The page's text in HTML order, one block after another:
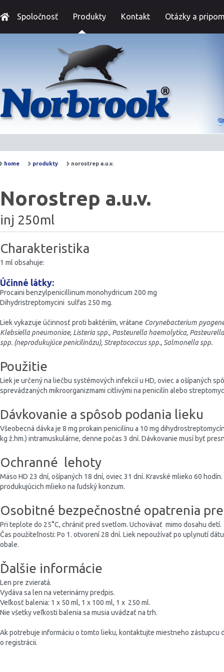
Spoločnosť Produkty Kontakt Otázky a
home produkty norostrep a.u.v.
Norostrep a.u.v.
inj 250ml
Charakteristika
1 ml obsahuje:
Účinné látky:
Procaini benzylpenicillinum monohydricum 200 mg
Dihydristreptomycini sulfas 250 mg.
Liek vykazuje účinnosť proti baktériím, vrátane Corynebacterium
Klebsiella pneumoniae, Listeria spp., Pasteurella haemolytica,
spp. (neprodukujúce penicilinázu), Streptococcus spp., Salmonella spp.
Použitie
Liek je určený na liečbu systémových infekcií u HD, oviec a ošípaných
sprevádzaných mikroorganizmami citlivými na penicilín alebo
Dávkovanie a spôsob podania lieku
Všeobecná dávka je 8 mg prokain penicilínu a 10 mg
kg ž.hm.) intramuskulárne, denne počas 3 dní. Dávkovanie musí byť
Ochranné lehoty
Mäso HD 23 dní, ošípaných 18 dní, oviec 31 dní. Kravské mlieko 60
produkujúcich mlieko na ľudský konzum.
Osobitné bezpečnostné opatrenia
Pri teplote do 25°C, chrániť pred svetlom. Uchovávať mimo dosahu detí.
Čas použiteľnosti: Po 1. otvorení 28 dní. Liek nepoužívať po uplynutí
obale.
Ďalšie informácie
Len pre zvieratá.
Vydáva sa len na veterinárny predpis.
Veľkosť balenia: 1 x 50 ml, 1 x 100 ml, 1 x 250 ml.
Nie všetky veľkosti balenia sa musia uvádzať na trh.
Ak potrebuje informáciu o tomto lieku, kontaktujte miestneho zástupcu
o registrácii.